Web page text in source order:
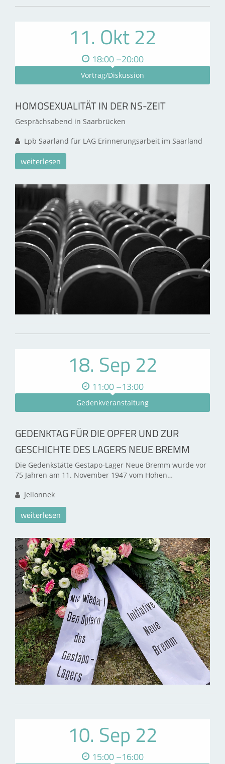
11. Okt 22
18:00 –20:00
Vortrag/Diskussion
HOMOSEXUALITÄT IN DER NS-ZEIT
Gesprächsabend in Saarbrücken
Lpb Saarland für LAG Erinnerungsarbeit im Saarland
weiterlesen
18. Sep 22
11:00 –13:00
Gedenkveranstaltung
GEDENKTAG FÜR DIE OPFER UND ZUR
GESCHICHTE DES LAGERS NEUE BREMM
Die Gedenkstätte Gestapo-Lager Neue Bremm wurde vor
75 Jahren am 11. November 1947 vom Hohen…
Jellonnek
weiterlesen
10. Sep 22
15:00 –16:00